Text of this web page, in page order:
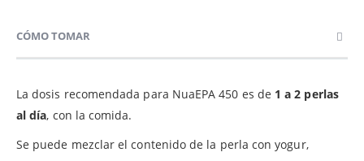
CÓMO TOMAR
La dosis recomendada para NuaEPA 450 es de 1 a 2 perlas
al día, con la comida.
Se puede mezclar el contenido de la perla con yogur,